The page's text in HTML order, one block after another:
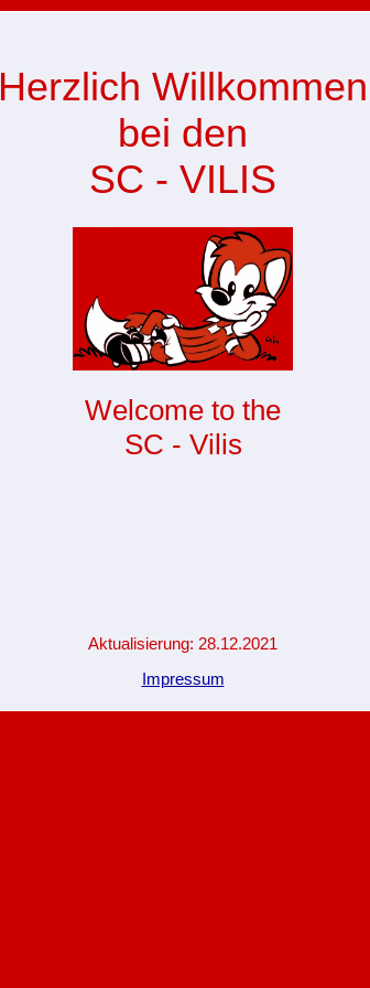
Herzlich Willkommen
bei den
SC - VILIS
Welcome to the
SC - Vilis
Aktualisierung: 28.12.2021
Impressum